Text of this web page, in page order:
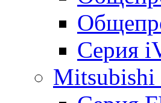
Серия
Mitsubishi